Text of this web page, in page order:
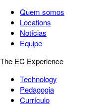
Quem somos
Locations
Notícias
Equipe
The EC Experience
Technology
Pedagogia
Currículo